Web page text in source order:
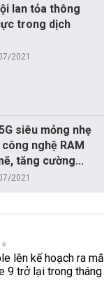
lan tỏa thông
trong dịch
2021
siêu mỏng nhẹ
nghệ RAM
tăng cường...
2021